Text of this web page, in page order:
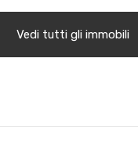
Vedi tutti gli immobili